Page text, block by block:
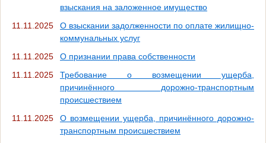
взыскания на заложенное имущество
11.11.2025
О взыскании задолженности по оплате жилищно-
коммунальных услуг
11.11.2025
О признании права собственности
11.11.2025
Требование о возмещении ущерба,
причинённого дорожно-транспортным
происшествием
11.11.2025
О возмещении ущерба, причинённого дорожно-
транспортным происшествием